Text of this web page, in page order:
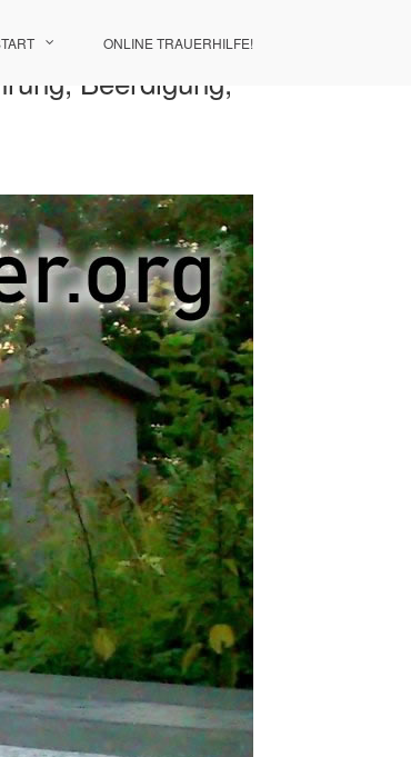
ONLINE TRAUERHILFE!
Beerdigung,